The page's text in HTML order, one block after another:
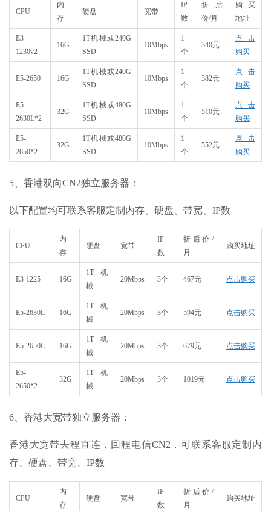
CPU
内
存
硬盘 宽带
IP
数
折后
价/月
购买
地址
E3-
1230v2
16G
1T机械或240G
SSD
10Mbps
1
个
340元
点击
购买
E5-2650 16G
1T机械或240G
SSD
10Mbps
1
个
382元
点击
购买
E5-
2630L*2
32G
1T机械或480G
SSD
10Mbps
1
个
510元
点击
购买
E5-
2650*2
32G
1T机械或480G
SSD
10Mbps
1
个
552元
点击
购买
5、香港双向CN2独立服务器：
以下配置均可联系客服定制内存、硬盘、带宽、IP数
CPU
内
存
硬盘 宽带
IP
数
折后价/
月
购买地址
E3-1225 16G
1T机
械
20Mbps 3个 467元 点击购买
E5-2630L 16G
1T机
械
20Mbps 3个 594元 点击购买
E5-2650L 16G
1T机
械
20Mbps 3个 679元 点击购买
E5-
2650*2
32G
1T机
械
20Mbps 3个 1019元 点击购买
6、香港大宽带独立服务器：
香港大宽带去程直连，回程电信CN2，可联系客服定制内
存、硬盘、带宽、IP数
CPU
内
存
硬盘 宽带
IP
数
折后价/
月
购买地址